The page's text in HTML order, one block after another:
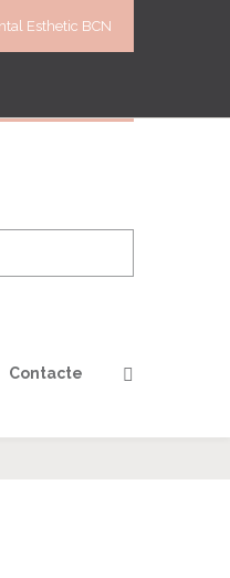
Esthetic BCN
Contacte